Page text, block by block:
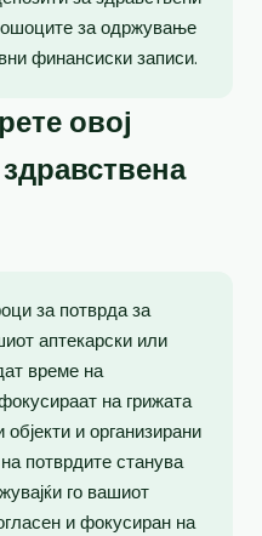
за одржување
финансиски записи.
овој
за потврда за
аптекарски или
време на
на грижата
и организирани
потврдите станува
го вашиот
и фокусиран на